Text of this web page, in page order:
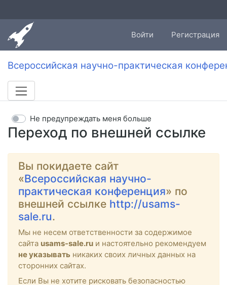
Войти Регистрация
Всероссийская научно-практическая
Переход по внешней ссылке
Не предупреждать меня больше
Вы покидаете сайт
«Всероссийская научно-
практическая конференция» по
внешней ссылке http://usams-
sale.ru.
Мы не несем ответственности за содержимое
сайта usams-sale.ru и настоятельно рекомендуем
не указывать никаких своих личных данных на
сторонних сайтах.
Если Вы не хотите рисковать безопасностью